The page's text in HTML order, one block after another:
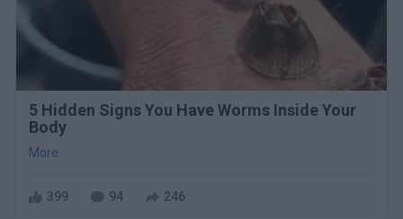
5 Hidden Signs You Have Worms Inside Your
Body
More
399 94 246